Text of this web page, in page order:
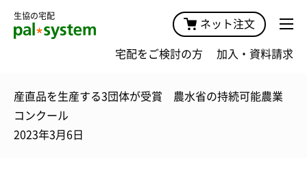
生協の宅配
ネット注文
宅配をご検討の方 加入・資料請求
産直品を生産する3団体が受賞 農水省の持続可能農業
コンクール
2023年3月6日